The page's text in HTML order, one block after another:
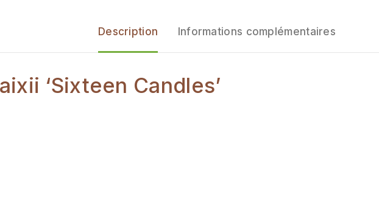
Description Informations complémentaires
‘Sixteen Candles’